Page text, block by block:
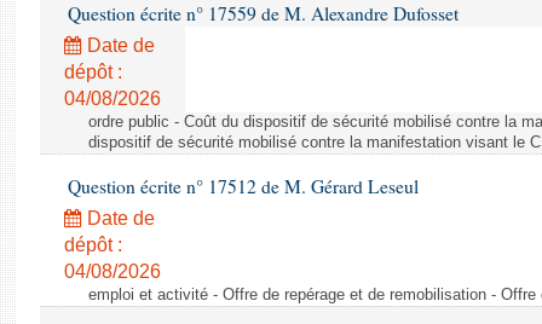
Question écrite n° 17559 de M. Alexandre Dufosset
Date de
dépôt :
04/08/2026
ordre public - Coût du dispositif de sécurité mobilisé contre la
dispositif de sécurité mobilisé contre la manifestation visant le
Question écrite n° 17512 de M. Gérard Leseul
Date de
dépôt :
04/08/2026
emploi et activité - Offre de repérage et de remobilisation -